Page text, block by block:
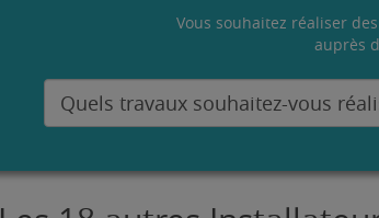
Vous souhaitez réaliser
auprès